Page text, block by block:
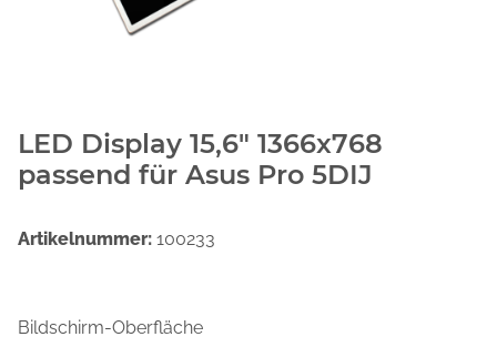
LED Display 15,6" 1366x768
passend für Asus Pro 5DIJ
Artikelnummer: 100233
Bildschirm-Oberfläche